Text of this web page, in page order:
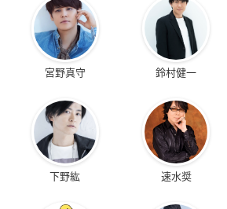
宮野真守 鈴村健一
下野紘 速水奨